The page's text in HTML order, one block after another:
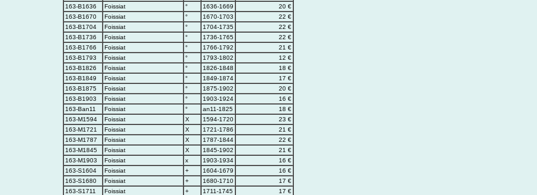
163-B1636
Foissiat ° 1636-1669
20 €
163-B1670
Foissiat ° 1670-1703
22 €
163-B1704
Foissiat ° 1704-1735
22 €
163-B1736
Foissiat ° 1736-1765
22 €
163-B1766
Foissiat ° 1766-1792
21 €
163-B1793
Foissiat ° 1793-1802
12 €
163-B1826
Foissiat ° 1826-1848
18 €
163-B1849
Foissiat ° 1849-1874
17 €
163-B1875
Foissiat ° 1875-1902
20 €
163-B1903
Foissiat ° 1903-1924
16 €
163-Ban11
Foissiat ° an11-1825
18 €
163-M1594
Foissiat X 1594-1720
23 €
163-M1721
Foissiat X 1721-1786
21 €
163-M1787
Foissiat X 1787-1844
22 €
163-M1845
Foissiat X 1845-1902
21 €
163-M1903
Foissiat x 1903-1934
16 €
163-S1604
Foissiat + 1604-1679
16 €
163-S1680
Foissiat + 1680-1710
17 €
163-S1711
Foissiat + 1711-1745 17 €